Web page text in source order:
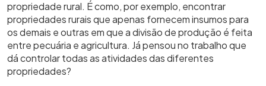
propriedade rural. É como, por exemplo, encontrar
propriedades rurais que apenas fornecem insumos para
os demais e outras em que a divisão de produção é feita
entre pecuária e agricultura. Já pensou no trabalho que
dá controlar todas as atividades das diferentes
propriedades?